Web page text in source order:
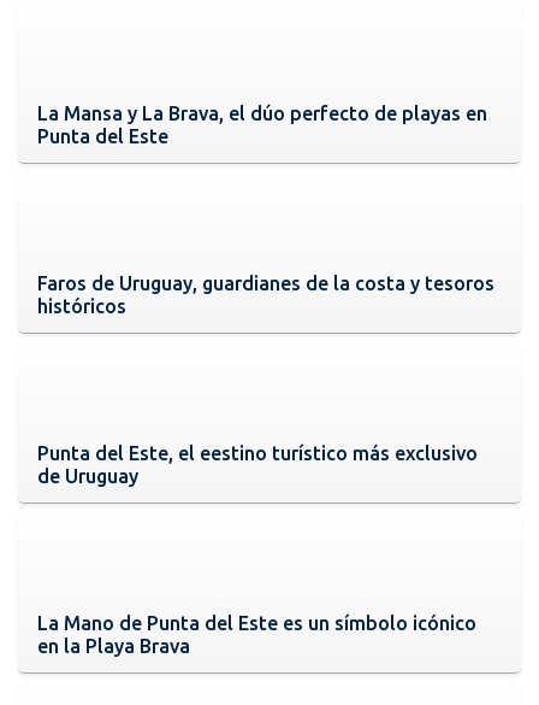
La Mansa y La Brava, el dúo perfecto de playas en
Punta del Este
Faros de Uruguay, guardianes de la costa y tesoros
históricos
Punta del Este, el eestino turístico más exclusivo
de Uruguay
La Mano de Punta del Este es un símbolo icónico
en la Playa Brava